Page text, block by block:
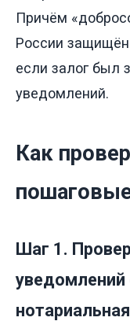
Причём
России защищён
если залог был
уведомлений.
Как
Шаг 1.
уведомлений